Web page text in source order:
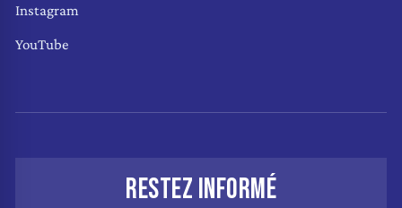
Instagram
YouTube
RESTEZ INFORMÉ